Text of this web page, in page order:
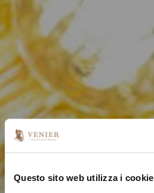
Questo sito web utilizza i cookie